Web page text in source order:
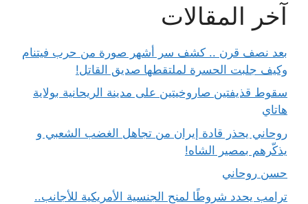
آخر المقالات
بعد نصف قرن .. كشف سر أشهر صورة من حرب فيتنام
وكيف جلبت الحسرة لملتقطها صديق القاتل!
سقوط قذيفتين صاروخيتين على مدينة الريحانية بولاية
هاتاي
روحاني يحذر قادة إيران من تجاهل الغضب الشعبي و
يذكّرهم بمصير الشاه!
حسن روحاني
ترامب يحدد شروطًا لمنح الجنسية الأمريكية للأجانب..